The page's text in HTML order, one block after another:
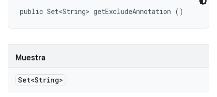
public Set<String> getExcludeAnnotation ()
Muestra
Set<String>